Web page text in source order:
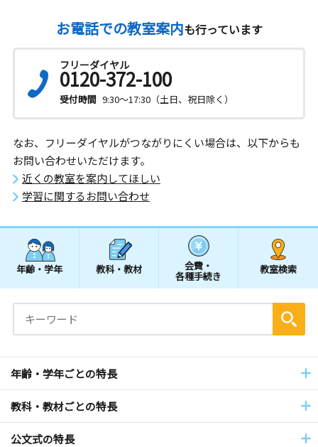
お電話での教室案内も行っています
フリーダイヤル
0120-372-100
受付時間 9:30～17:30（土日、祝日除く）
なお、フリーダイヤルがつながりにくい場合は、以下からも
お問い合わせいただけます。
近くの教室を案内してほしい
学習に関するお問い合わせ
年齢・学年 教科・教材 会費・
各種手続き
教室検索
年齢・学年ごとの特長
教科・教材ごとの特長
公文式の特長